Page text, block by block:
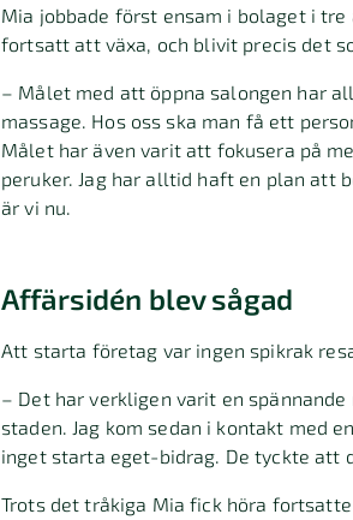
Mia jobbade först ensam i bolaget i
fortsatt att växa, och blivit precis det
– Målet med att öppna salongen har
massage. Hos oss ska man få ett
Målet har även varit att fokusera på
peruker. Jag har alltid haft en plan att
är vi nu.
Affärsidén blev sågad
Att starta företag var ingen spikrak
– Det har verkligen varit en
staden. Jag kom sedan i kontakt med
inget starta eget-bidrag. De tyckte att
Trots det tråkiga Mia fick höra